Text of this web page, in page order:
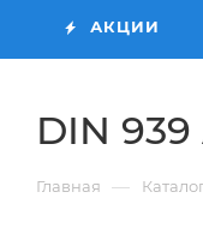
АКЦИИ
DIN
Главная —